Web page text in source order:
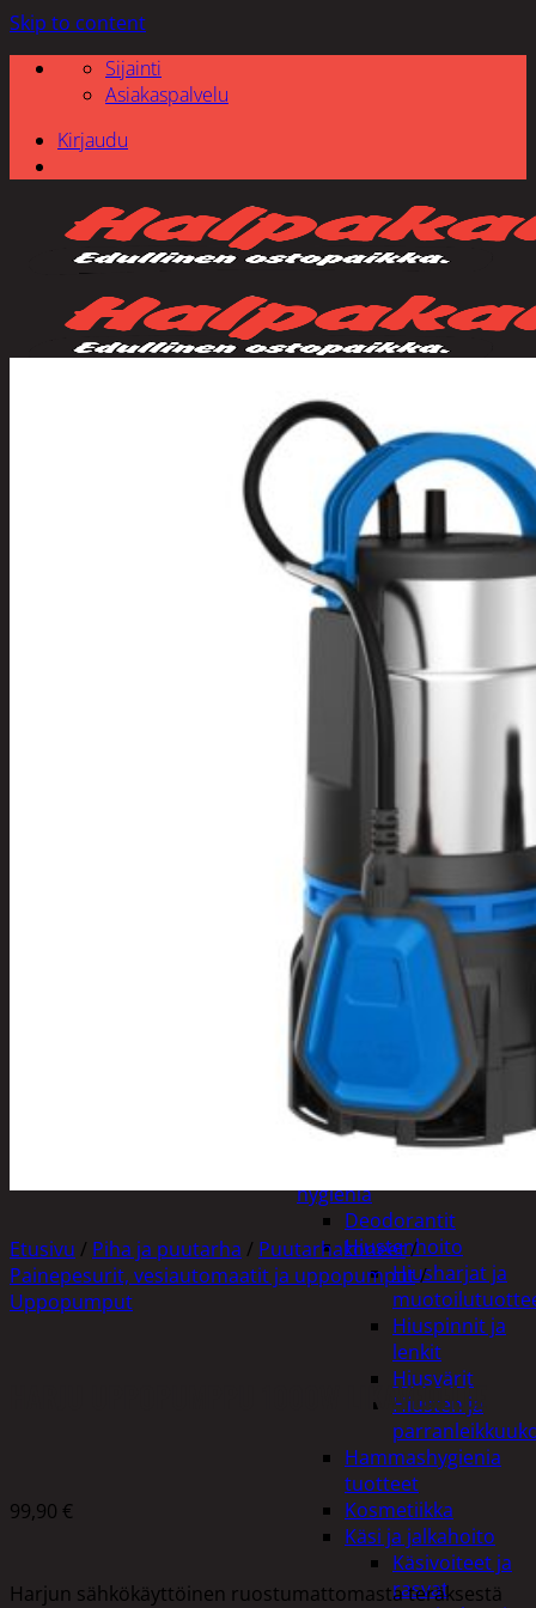
Skip to content
Sijainti
Asiakaspalvelu
Kirjaudu
Poistotuotteet
Kausituotteet
Joulu- ja kausivalot
tontut
Valoketjut ja
Joulukoristeet
Kranssit ja
Tontut ja
muut
Joulutekstiilit
Marjastus
Talvi
Päivittäistavarat
Apuvälineet
Hengityssuojaimet ja
desinfiointi
hygienia
Deodorantit
Hiustenhoito
Hiusharjat ja
Hiuspinnit ja
lenkit
Hiusvärit
Hiusten ja
Hammashygienia
tuotteet
Kosmetiikka
Käsi ja jalkahoito
Käsivoiteet ja
rasvat
Etusivu / Piha ja puutarha / Puutarhakoneet/
Painepesurit, vesiautomaatit ja uppopumput/
Uppopumput
HARJU UPPOPUMPPU 1000W LIKAVEDELLE
99,90 €
Harjun sähkökäyttöinen ruostumattomasta teräksestä